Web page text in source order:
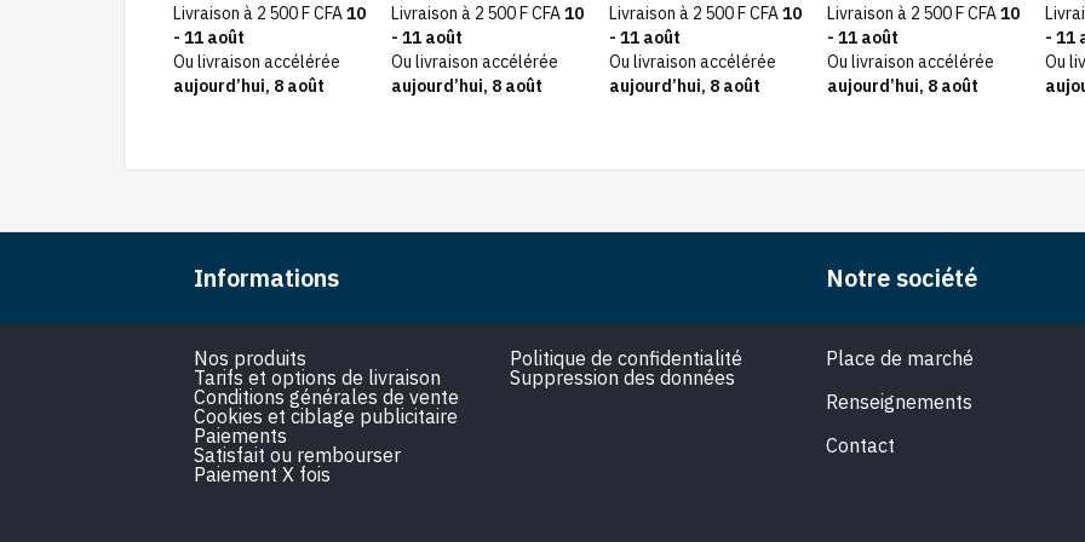
en Temps réel pour tout
type véhicule
Livraison à 2 500 F CFA10
- 11 août
Ou livraison accélérée
aujourd’hui, 8 août
Livraison à 2 500 F CFA10
- 11 août
Ou livraison accélérée
aujourd’hui, 8 août
Livraison à 2 500 F CFA10
- 11 août
Ou livraison accélérée
aujourd’hui, 8 août
Livraison à 2 500 F CFA10
- 11 août
Ou livraison accélérée
aujourd’hui, 8 août
de
- 11
Ou
Informations Notre société
Nos produits
Tarifs et options de livraison
Conditions générales de vente
Cookies et ciblage publicitaire
Paiements
Satisfait ou rembourser
Paiement X fois
Politique de confidentialité
Suppression des données
Place de marché
Renseignements
Contact